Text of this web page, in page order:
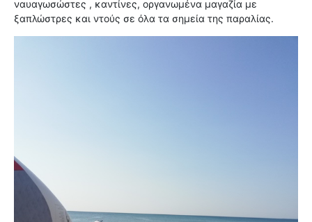
ναυαγωσώστες , καντίνες, οργανωμένα μαγαζία με
ξαπλώστρες και ντούς σε όλα τα σημεία της παραλίας.